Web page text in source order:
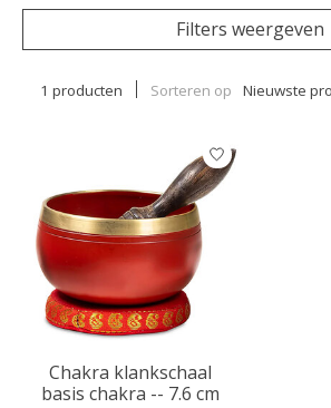
Filters weergeven
1 producten Sorteren op Nieuwste
Chakra klankschaal
basis chakra -- 7.6 cm